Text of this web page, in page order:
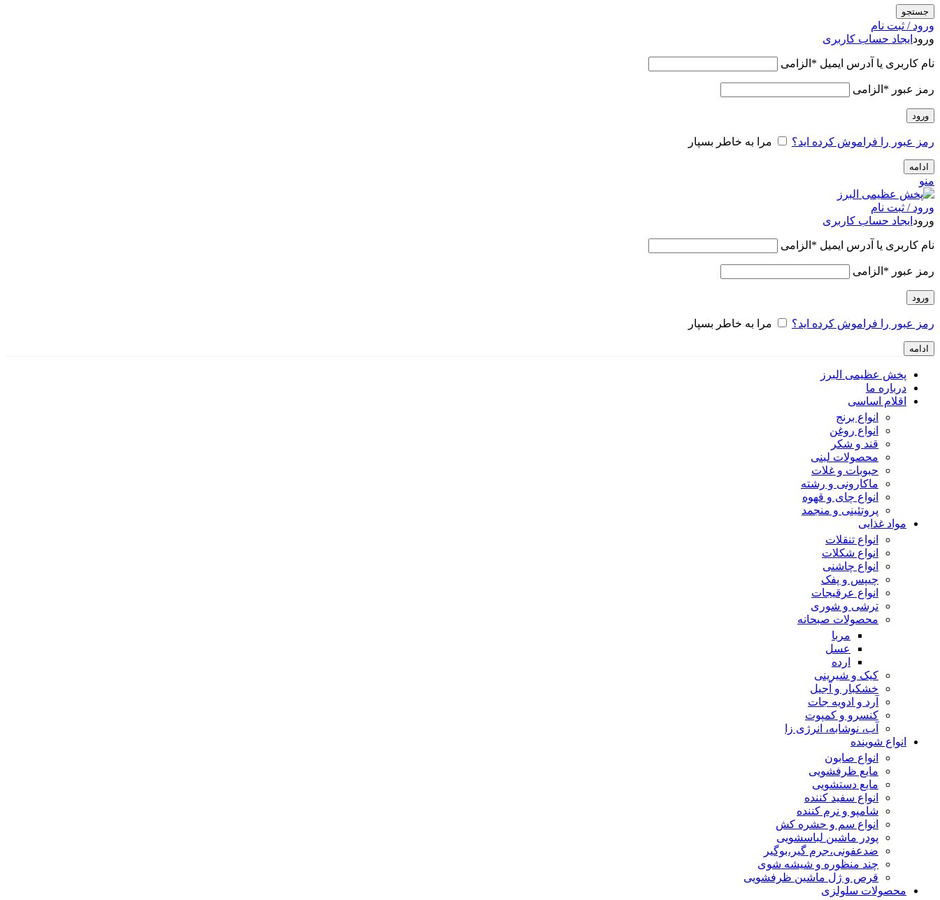
جستجو
ورود / ثبت نام
ورود ایجاد حساب کاربری
نام کاربری یا آدرس ایمیل * الزامی
رمز عبور * الزامی
ورود
رمز عبور را فراموش کرده اید؟ مرا به خاطر بسپار
ادامه
منو
ورود / ثبت نام
ورود ایجاد حساب کاربری
نام کاربری یا آدرس ایمیل * الزامی
رمز عبور * الزامی
ورود
رمز عبور را فراموش کرده اید؟ مرا به خاطر بسپار
ادامه
پخش عظیمی البرز
درباره ما
اقلام اساسی
انواع برنج
انواع روغن
قند و شکر
محصولات لبنی
حبوبات و غلات
ماکارونی و رشته
انواع چای و قهوه
پروتئینی و منجمد
مواد غذایی
انواع تنقلات
انواع شکلات
انواع چاشنی
چیپس و پفک
انواع عرقیجات
ترشی و شوری
محصولات صبحانه
مربا
عسل
ارده
کیک و شیرینی
خشکبار و آجیل
آرد و ادویه جات
کنسرو و کمپوت
آب، نوشابه، انرژی زا
انواع شوینده
انواع صابون
مایع ظرفشویی
مایع دستشویی
انواع سفید کننده
شامپو و نرم کننده
انواع سم و حشره کش
پودر ماشین لباسشویی
ضدعفونی،جرم گیر،بوگیر
چند منظوره و شیشه شوی
قرص و ژل ماشین ظرفشویی
محصولات سلولزی